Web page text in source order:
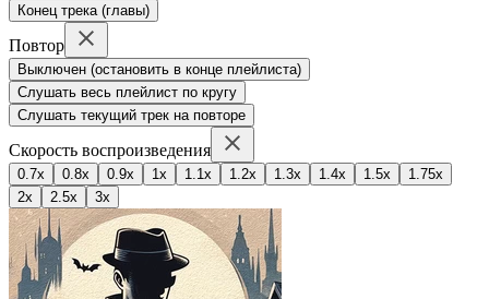
Конец трека (главы)
Повтор
Выключен (остановить в конце плейлиста)
Слушать весь плейлист по кругу
Слушать текущий трек на повторе
Скорость воспроизведения
0.7x 0.8x 0.9x 1x 1.1x 1.2x 1.3x 1.4x 1.5x
1.75x
2x
2.5x 3x